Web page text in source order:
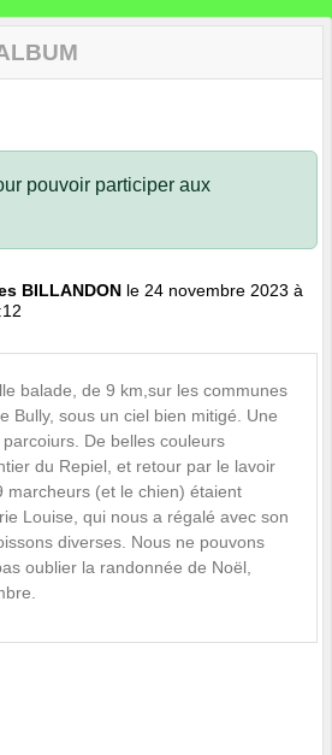
pouvoir participer aux
BILLANDON le 24 novembre 2023 à
balade, de 9 km,sur les communes
Bully, sous un ciel bien mitigé. Une
De belles couleurs
du Repiel, et retour par le lavoir
marcheurs (et le chien) étaient
Louise, qui nous a régalé avec son
diverses. Nous ne pouvons
oublier la randonnée de Noël,